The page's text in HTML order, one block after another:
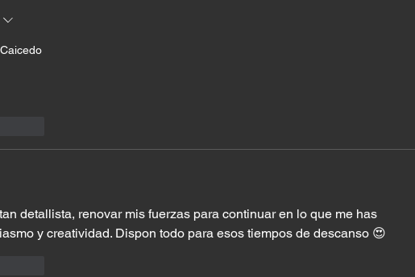
detallista, renovar mis fuerzas para continuar en lo que me has
y creatividad. Dispon todo para esos tiempos de descanso 😍